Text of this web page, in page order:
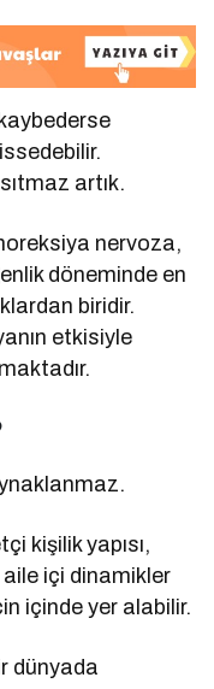
artık.
nervoza,
döneminde en
biridir.
etkisiyle
kişilik yapısı,
içi dinamikler
içinde yer alabilir.
dünyada